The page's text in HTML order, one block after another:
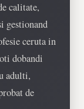
calitate,
gestionand
ceruta in
dobandi
adulti,
de